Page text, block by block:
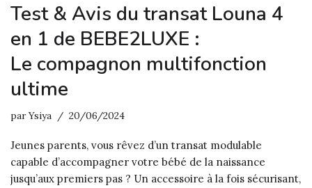
Test & Avis du transat Louna 4
en 1 de BEBE2LUXE :
Le compagnon multifonction
ultime
parYsiya 20/06/2024
Jeunes parents, vous rêvez d’un transat modulable
capable d’accompagner votre bébé de la naissance
jusqu’aux premiers pas ? Un accessoire à la fois sécurisant,